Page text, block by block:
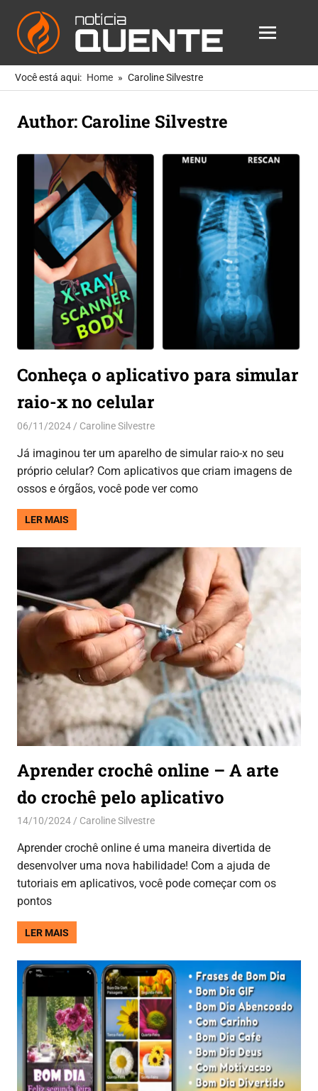
Skip
to
Notícia
Quente
Notícias
Mais
Para
MENU
Você está aqui: Home Caroline Silvestre
Author:Caroline Silvestre
Conheça o aplicativo para simular
raio-x no celular
06/11/2024 Caroline SilvestreAplicativos
Já imaginou ter um aparelho de simular raio-x no seu
próprio celular? Com aplicativos que criam imagens de
ossos e órgãos, você pode ver como
LER MAIS
Aprender crochê online – A arte
do crochê pelo aplicativo
14/10/2024 Caroline SilvestreAplicativos
Aprender crochê online é uma maneira divertida de
desenvolver uma nova habilidade! Com a ajuda de
tutoriais em aplicativos, você pode começar com os
pontos
LER MAIS